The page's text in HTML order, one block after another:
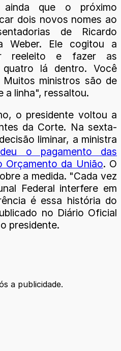
ainda que o próximo
dois novos nomes ao
de Ricardo
Weber. Ele cogitou a
reeleito e fazer as
lá dentro. Você
ministros são de
a linha", ressaltou.
o presidente voltou a
da Corte. Na sexta-
liminar, a ministra
o pagamento das
Orçamento da União. O
a medida. "Cada vez
Federal interfere em
é essa história do
no Diário Oficial
presidente.
a publicidade.